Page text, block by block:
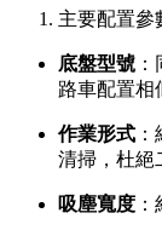
主要配置參
底盤型號
路車配置相
作業形式
清掃，杜絕
吸塵寬度